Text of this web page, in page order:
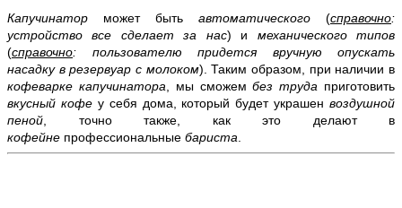
Капучинатор может быть автоматического (справочно:
устройство все сделает за нас) и механического типов
(справочно: пользователю придется вручную опускать
насадку в резервуар с молоком). Таким образом, при наличии в
кофеварке капучинатора, мы сможембез труда приготовить
вкусный кофеу себя дома, который будет украшен воздушной
пеной, точно также, как это делают в
кофейне профессиональные бариста.